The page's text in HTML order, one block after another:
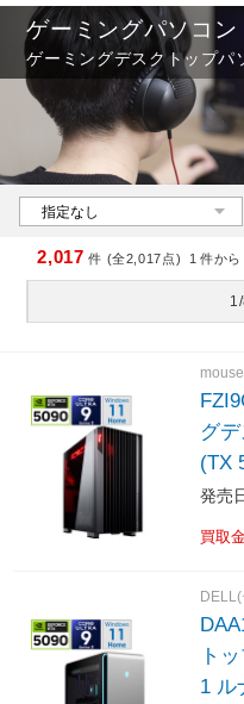
ゲーミングパソコン
ゲーミングデスクトップパ
2,017 件 (全2,017点) 1 件から
グ
(TX
発売
買取
ト
1 ル